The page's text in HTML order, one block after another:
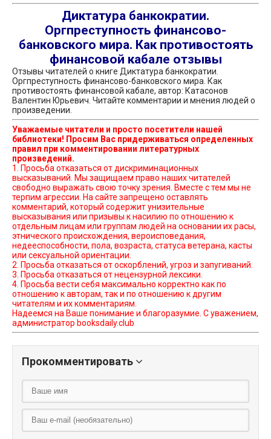
Диктатура банкократии.
Оргпреступность финансово-
банковского мира. Как противостоять
финансовой кабале отзывы
Отзывы читателей о книге Диктатура банкократии.
Оргпреступность финансово-банковского мира. Как
противостоять финансовой кабале, автор: Катасонов
Валентин Юрьевич. Читайте комментарии и мнения людей о
произведении.
Уважаемые читатели и просто посетители нашей
библиотеки! Просим Вас придерживаться определенных
правил при комментировании литературных
произведений.
1. Просьба отказаться от дискриминационных
высказываний. Мы защищаем право наших читателей
свободно выражать свою точку зрения. Вместе с тем мы не
терпим агрессии. На сайте запрещено оставлять
комментарий, который содержит унизительные
высказывания или призывы к насилию по отношению к
отдельным лицам или группам людей на основании их расы,
этнического происхождения, вероисповедания,
недееспособности, пола, возраста, статуса ветерана, касты
или сексуальной ориентации.
2. Просьба отказаться от оскорблений, угроз и запугиваний.
3. Просьба отказаться от нецензурной лексики.
4. Просьба вести себя максимально корректно как по
отношению к авторам, так и по отношению к другим
читателям и их комментариям.
Надеемся на Ваше понимание и благоразумие. С уважением,
администратор booksdaily.club
Прокомментировать